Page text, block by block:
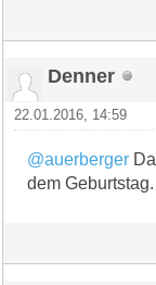
Denner
22.01.2016, 14:59
@auerberger
dem Geburtstag.